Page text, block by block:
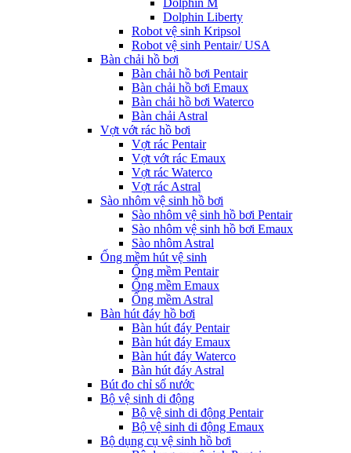
Dolphin M
Dolphin Liberty
Robot vệ sinh Kripsol
Robot vệ sinh Pentair/ USA
Bàn chải hồ bơi
Bàn chải hồ bơi Pentair
Bàn chải hồ bơi Emaux
Bàn chải hồ bơi Waterco
Bàn chải Astral
Vợt vớt rác hồ bơi
Vợt rác Pentair
Vợt vớt rác Emaux
Vợt rác Waterco
Vợt rác Astral
Sào nhôm vệ sinh hồ bơi
Sào nhôm vệ sinh hồ bơi Pentair
Sào nhôm vệ sinh hồ bơi Emaux
Sào nhôm Astral
Ống mềm hút vệ sinh
Ống mềm Pentair
Ống mềm Emaux
Ống mềm Astral
Bàn hút đáy hồ bơi
Bàn hút đáy Pentair
Bàn hút đáy Emaux
Bàn hút đáy Waterco
Bàn hút đáy Astral
Bút đo chỉ số nước
Bộ vệ sinh di động
Bộ vệ sinh di động Pentair
Bộ vệ sinh di động Emaux
Bộ dụng cụ vệ sinh hồ bơi